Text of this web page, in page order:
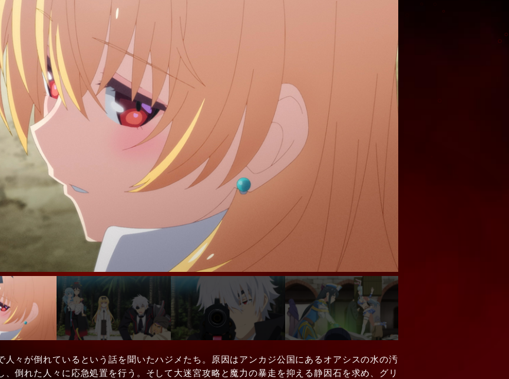
々が倒れているという話を聞いたハジメたち。原因はアンカジ公国にあるオアシスの水の汚
倒れた人々に応急処置を行う。そして大迷宮攻略と魔力の暴走を抑える静因石を求め、グリ